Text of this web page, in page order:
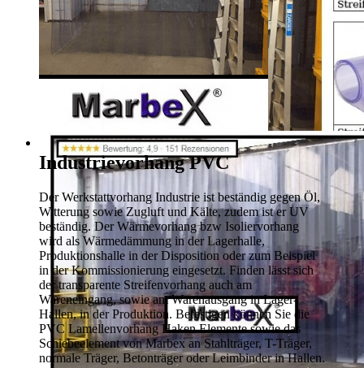
Industrievorhang PVC
Der Werkstattvorhang Industrie ist beständig gegen Öl,
Witterung sowie Zugluft und Kälte, zudem ist er UV
beständig. Der Wärmevorhang bzw Isoliervorhang
wird als Wärmedämmung in der Lagerhalle,
Produktionshalle in der Disposition oder zum Beispiel
in der Kommissionierung eingesetzt. Finden lässt sich
der transparente Streifenvorhang auch am
Wareneingang, sowie am Warenausgang in Lager-
Hallen, in der Produktion. Befestigen können Sie die
PVC Lamellenvorhang Haken Elemente sowie das
Schiebeelement von Marbex an Stahlträger, T-Träger,
normale Träger, Betonträger oder Leimbinder in Hallen.